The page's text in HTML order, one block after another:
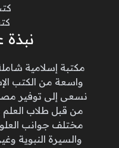
نبذة
مكتبة إسلامية
واسعة من الكتب
نسعى إلى توفير
من قبل طلاب العلم
مختلف جوانب
والسيرة النبوية